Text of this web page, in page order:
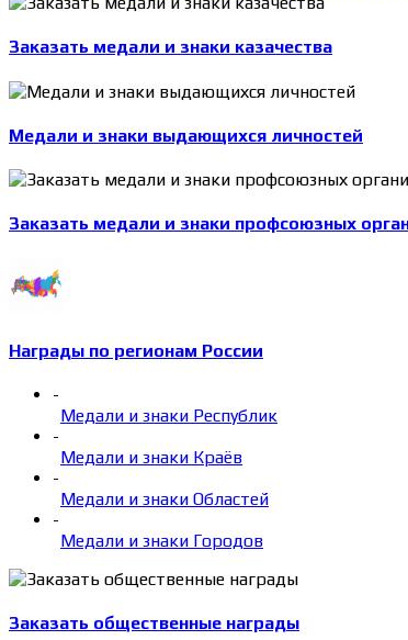
Заказать медали и знаки казачества
Медали и знаки выдающихся личностей
Заказать медали и знаки профсоюзных
Награды по регионам России
-
Медали и знаки Республик
-
Медали и знаки Краёв
-
Медали и знаки Областей
-
Медали и знаки Городов
Заказать общественные награды